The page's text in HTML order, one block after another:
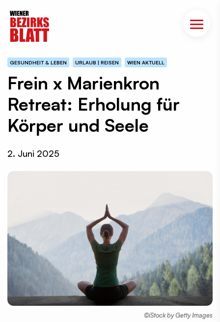
GESUNDHEIT & LEBEN URLAUB | REISEN WIEN AKTUELL
Frein x Marienkron
Retreat: Erholung für
Körper und Seele
2. Juni 2025
©iStock by Getty Images